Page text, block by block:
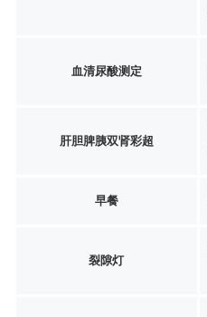
血清尿酸测定
肝胆脾胰双肾彩超
早餐
裂隙灯